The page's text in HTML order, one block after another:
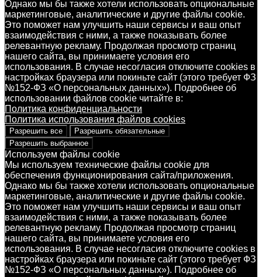
Однако мы бы также хотели использовать опциональные
маркетинговые, аналитические и другие файлы cookie.
Это поможет нам улучшить наши сервисы и ваш опыт
взаимодействия с ними, а также показывать более
релевантную рекламу. Продолжая просмотр страниц
нашего сайта, вы принимаете условия его
использования. В случае несогласия отключите cookies в
настройках браузера или покиньте сайт (этого требует ФЗ
№152-ФЗ «О персональных данных»). Подробнее об
использовании файлов cookie читайте в:
Политика конфиденциальности
Политика использования файлов cookies
Разрешить все
Разрешить обязательные
Разрешить выбранное
Используем файлы cookie
Мы используем технические файлы cookie для
обеспечения функционирования сайта/приложения.
Однако мы бы также хотели использовать опциональные
маркетинговые, аналитические и другие файлы cookie.
Это поможет нам улучшить наши сервисы и ваш опыт
взаимодействия с ними, а также показывать более
релевантную рекламу. Продолжая просмотр страниц
нашего сайта, вы принимаете условия его
использования. В случае несогласия отключите cookies в
настройках браузера или покиньте сайт (этого требует ФЗ
№152-ФЗ «О персональных данных»). Подробнее об